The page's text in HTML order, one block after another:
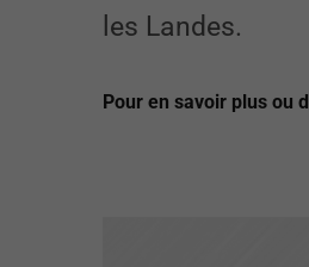
les Landes.
Pour en savoir plus ou